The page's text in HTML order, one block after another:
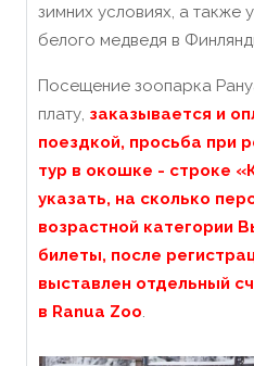
зимних условиях, а также
белого медведя в
Посещение зоопарка
плату, заказывается и
поездкой, просьба при
тур в окошке - строке
указать, на сколько
возрастной категории
билеты, после
выставлен отдельный
в Ranua Zoo.